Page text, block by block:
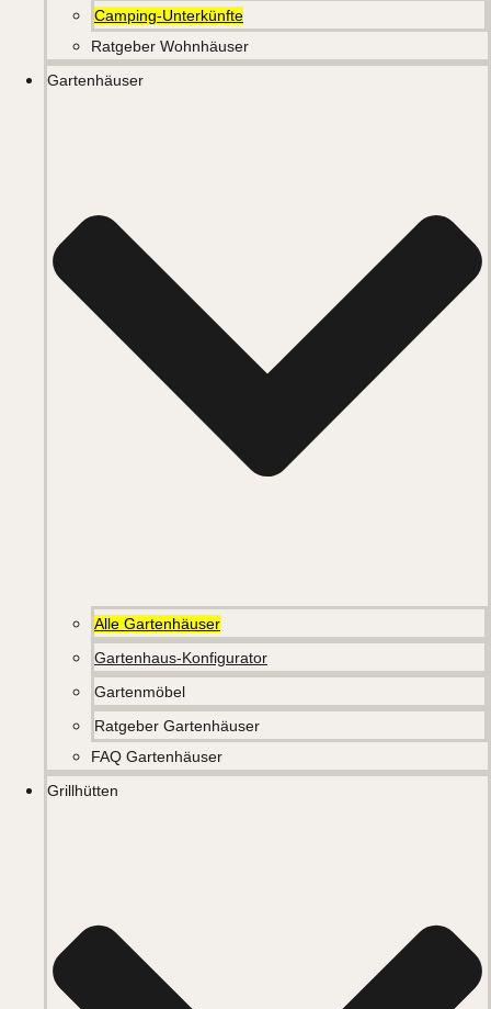
Camping-Unterkünfte
Ratgeber Wohnhäuser
Gartenhäuser
Alle Gartenhäuser
Gartenhaus-Konfigurator
Gartenmöbel
Ratgeber Gartenhäuser
FAQ Gartenhäuser
Grillhütten